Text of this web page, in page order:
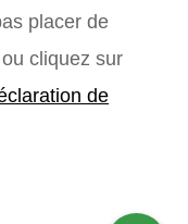
placer de
cliquez sur
de